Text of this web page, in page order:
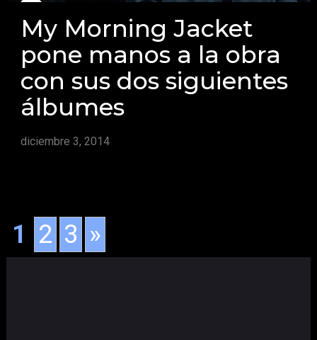
My Morning Jacket
pone manos a la obra
con sus dos siguientes
álbumes
diciembre 3, 2014
1 2 3 »